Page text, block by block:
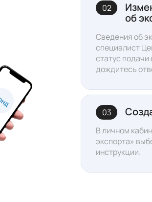
02
об
Сведения об
специалист
статус
дождитесь
03
В личном
экспорта»
инструкции.